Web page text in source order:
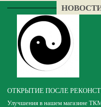
ОТКРЫТИЕ ПОСЛЕ
Улучшения в нашем магазине